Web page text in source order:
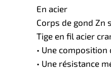
En acier
Corps de gond Zn
Tige en fil acier
• Une
• Une résistance